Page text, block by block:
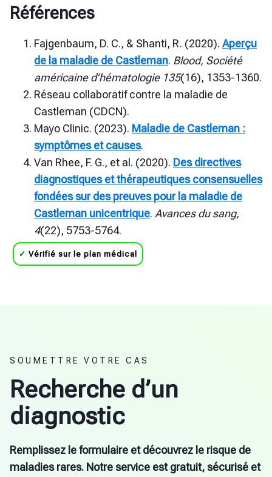
Références
Fajgenbaum, D. C., & Shanti, R. (2020). Aperçu
de la maladie de Castleman. Blood, Société
américaine d’hématologie 135(16), 1353-1360.
Réseau collaboratif contre la maladie de
Castleman (CDCN).
Mayo Clinic. (2023). Maladie de Castleman :
symptômes et causes.
Van Rhee, F. G., et al. (2020). Des directives
diagnostiques et thérapeutiques consensuelles
fondées sur des preuves pour la maladie de
Castleman unicentrique. Avances du sang,
4(22), 5753-5764.
✓ Vérifié sur le plan médical
SOUMETTRE VOTRE CAS
Recherche d’un
diagnostic
Remplissez le formulaire et découvrez le risque de
maladies rares. Notre service est gratuit, sécurisé et